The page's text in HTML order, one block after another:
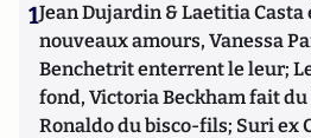
1Jean Dujardin & Laetitia
nouveaux amours, Vanessa
Benchetrit enterrent le leur;
fond, Victoria Beckham fait
Ronaldo du bisco-fils; Suri ex